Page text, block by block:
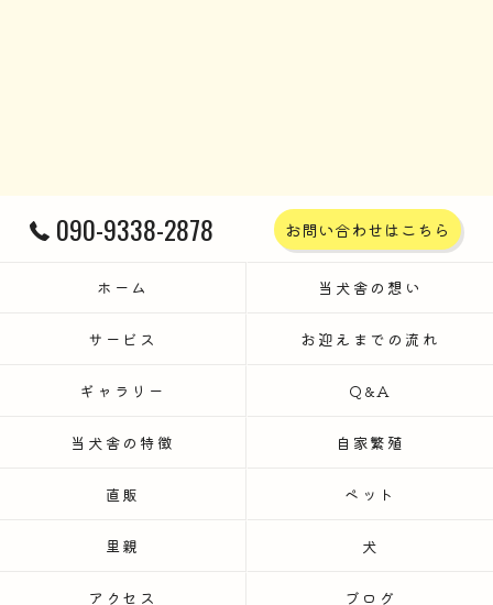
090-9338-2878 お問い合わせはこちら
ホーム 当犬舎の想い
サービス お迎えまでの流れ
ギャラリー Q&A
当犬舎の特徴 自家繁殖
直販 ペット
里親 犬
アクセス ブログ